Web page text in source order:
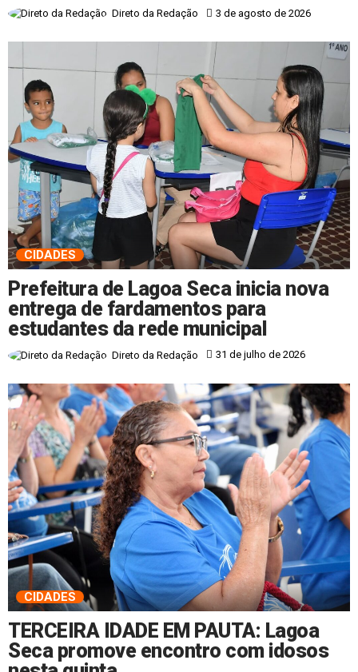
Direto da Redação 3 de agosto de 2026
CIDADES
Prefeitura de Lagoa Seca inicia nova
entrega de fardamentos para
estudantes da rede municipal
Direto da Redação 31 de julho de 2026
CIDADES
TERCEIRA IDADE EM PAUTA: Lagoa
Seca promove encontro com idosos